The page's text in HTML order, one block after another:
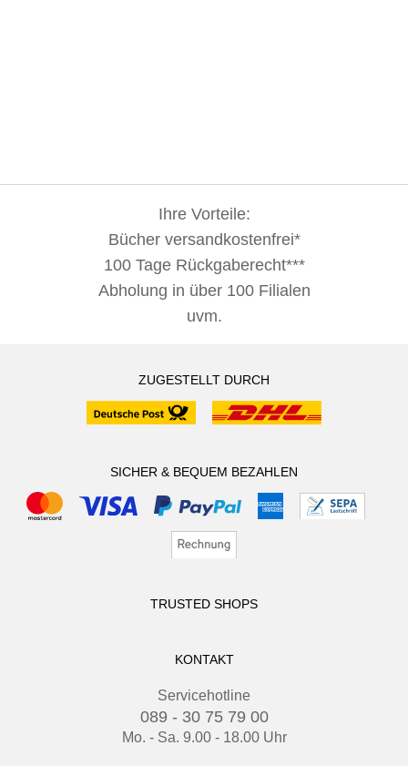
Ihre Vorteile:
Bücher versandkostenfrei*
100 Tage Rückgaberecht***
Abholung in über 100 Filialen
uvm.
ZUGESTELLT DURCH
SICHER & BEQUEM BEZAHLEN
TRUSTED SHOPS
KONTAKT
Servicehotline
089 - 30 75 79 00
Mo. - Sa. 9.00 - 18.00 Uhr